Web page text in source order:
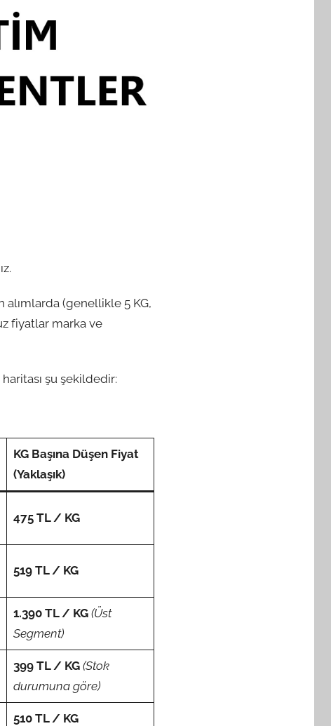
(genellikle 5 KG,
fiyatlar marka ve
şu şekildedir:
KG Başına Düşen Fiyat
(Yaklaşık)
475 TL / KG
519 TL / KG
1.390 TL / KG (Üst
Segment)
399 TL / KG (Stok
durumuna göre)
510 TL / KG